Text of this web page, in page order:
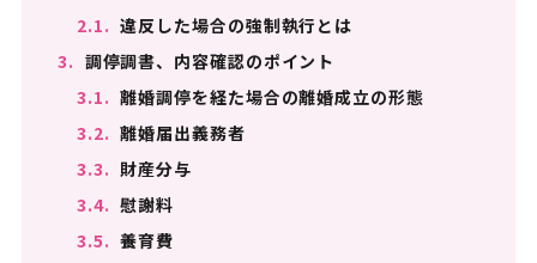
2.1. 違反した場合の強制執行とは
3. 調停調書、内容確認のポイント
3.1. 離婚調停を経た場合の離婚成立の形態
3.2. 離婚届出義務者
3.3. 財産分与
3.4. 慰謝料
3.5. 養育費